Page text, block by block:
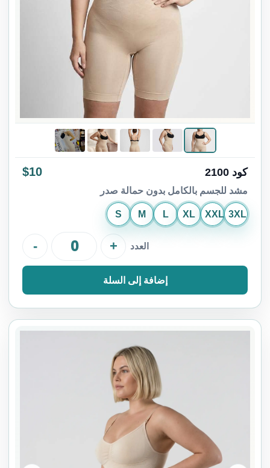
كود 2100 $10
مشد للجسم بالكامل بدون حمالة صدر
S M L XL XXL 3XL
العدد - +
إضافة إلى السلة